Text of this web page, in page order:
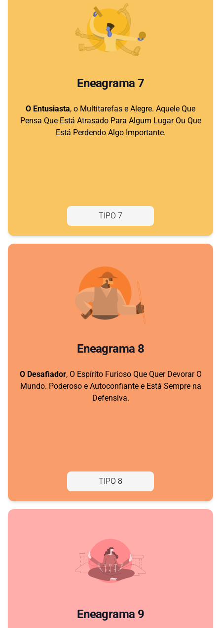
Eneagrama 7
O Entusiasta, o Multitarefas e Alegre. Aquele Que
Pensa Que Está Atrasado Para Algum Lugar Ou Que
Está Perdendo Algo Importante.
TIPO 7
Eneagrama 8
O Desafiador, O Espírito Furioso Que Quer Devorar O
Mundo. Poderoso e Autoconfiante e Está Sempre na
Defensiva.
TIPO 8
Eneagrama 9